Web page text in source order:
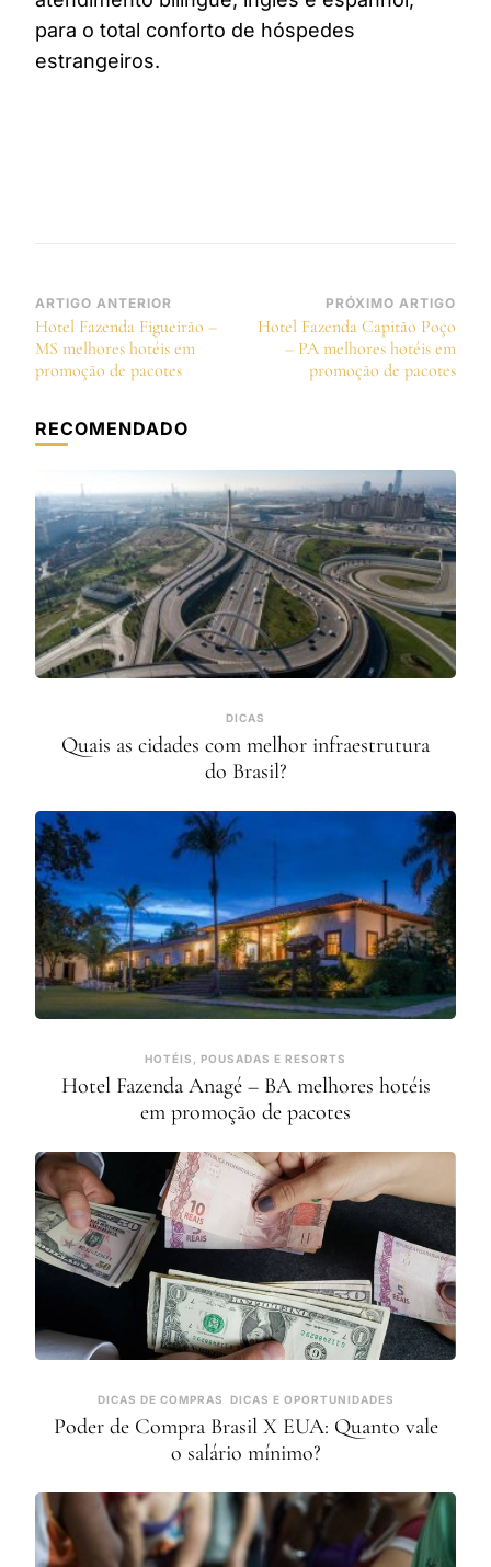
para o total conforto de hóspedes
estrangeiros.
Navegação
de
post
ARTIGO ANTERIOR
Hotel Fazenda Figueirão –
MS melhores hotéis em
promoção de pacotes
PRÓXIMO ARTIGO
Hotel Fazenda Capitão Poço
– PA melhores hotéis em
promoção de pacotes
RECOMENDADO
DICAS
Quais as cidades com melhor infraestrutura
do Brasil?
HOTÉIS, POUSADAS E RESORTS
Hotel Fazenda Anagé – BA melhores hotéis
em promoção de pacotes
DICAS DE COMPRAS DICAS E OPORTUNIDADES
Poder de Compra Brasil X EUA: Quanto vale
o salário mínimo?